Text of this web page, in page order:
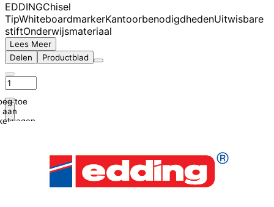
EDDINGChisel
TipWhiteboardmarkerKantoorbenodigdhedenUitwisbare
stiftOnderwijsmateriaal
Lees Meer
Delen
Productblad
toe
aan